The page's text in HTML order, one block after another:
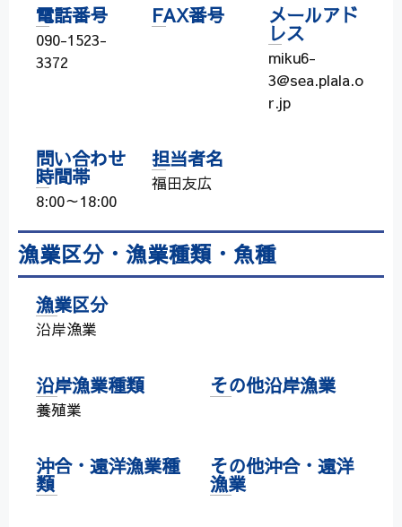
電話番号
090-1523-
3372
FAX番号 メールアド
レス
miku6-
3@sea.plala.o
r.jp
問い合わせ
時間帯
8:00～18:00
担当者名
福田友広
漁業区分・漁業種類・魚種
漁業区分
沿岸漁業
沿岸漁業種類
養殖業
その他沿岸漁業
沖合・遠洋漁業種
類
その他沖合・遠洋
漁業